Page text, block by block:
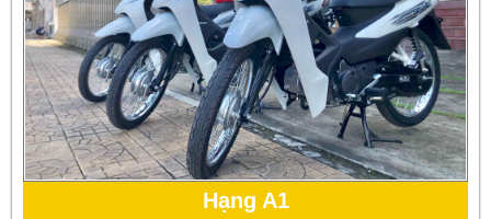
Hạng A1